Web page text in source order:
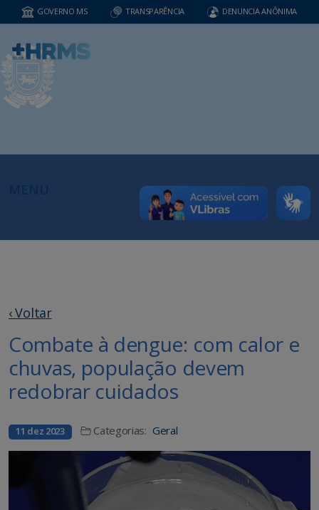
GOVERNO MS TRANSPARÊNCIA DENUNCIA ANÔNIMA
‹ Voltar
Combate à dengue: com calor e
chuvas, população devem
redobrar cuidados
11 dez 2023 Categorias: Geral